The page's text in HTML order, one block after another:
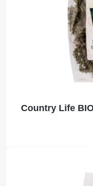
Country Life